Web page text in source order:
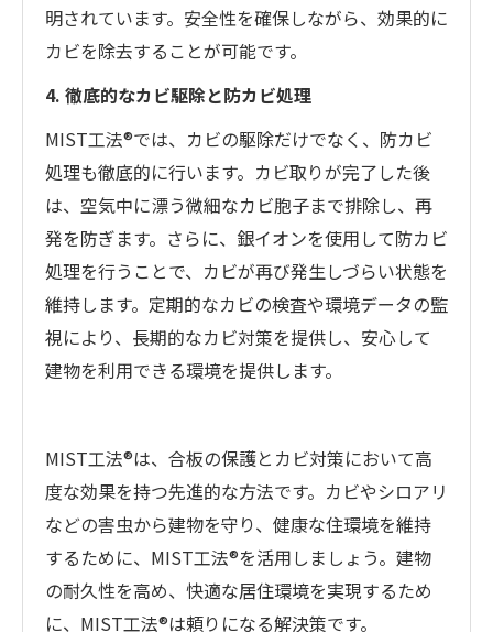
明されています。安全性を確保しながら、効果的に
カビを除去することが可能です。
4. 徹底的なカビ駆除と防カビ処理
MIST工法®では、カビの駆除だけでなく、防カビ
処理も徹底的に行います。カビ取りが完了した後
は、空気中に漂う微細なカビ胞子まで排除し、再
発を防ぎます。さらに、銀イオンを使用して防カビ
処理を行うことで、カビが再び発生しづらい状態を
維持します。定期的なカビの検査や環境データの監
視により、長期的なカビ対策を提供し、安心して
建物を利用できる環境を提供します。
MIST工法®は、合板の保護とカビ対策において高
度な効果を持つ先進的な方法です。カビやシロアリ
などの害虫から建物を守り、健康な住環境を維持
するために、MIST工法®を活用しましょう。建物
の耐久性を高め、快適な居住環境を実現するため
に、MIST工法®は頼りになる解決策です。